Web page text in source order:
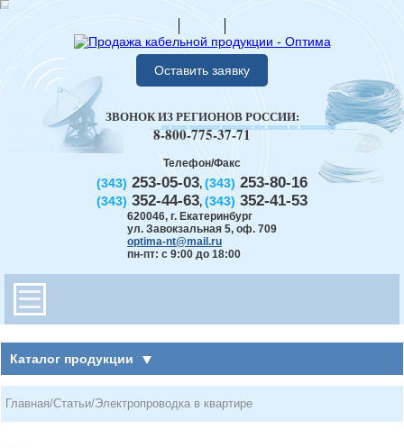
Оставить заявку
Телефон/Факс
(343) 253-05-03, (343) 253-80-16
(343) 352-44-63, (343) 352-41-53
620046, г. Екатеринбург
ул. Завокзальная 5, оф. 709
optima-nt@mail.ru
пн-пт: с 9:00 до 18:00
ЗВОНОК ИЗ РЕГИОНОВ РОССИИ:
8-800-775-37-71
Каталог продукции
Главная/Статьи/Электропроводка в квартире